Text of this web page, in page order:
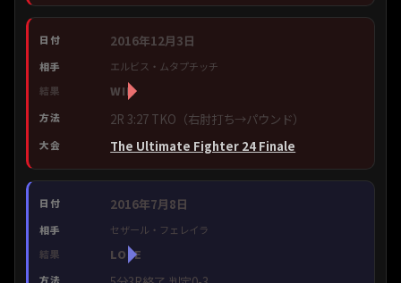
2016年12月3日
エルビス・ムタプチッチ
WIN
2R 3:27 TKO（右肘打ち→パウンド）
The Ultimate Fighter 24 Finale
2016年7月8日
セザール・フェレイラ
LOSE